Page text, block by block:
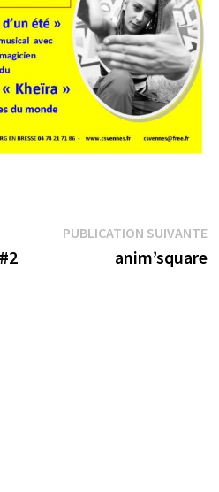
précédente :
PUBLICATION SUIVANTE
anim’square